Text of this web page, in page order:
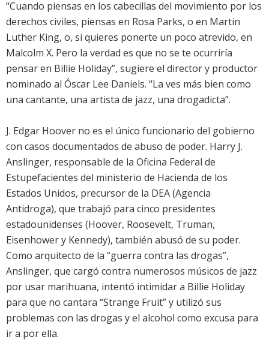
“Cuando piensas en los cabecillas del movimiento por los
derechos civiles, piensas en Rosa Parks, o en Martin
Luther King, o, si quieres ponerte un poco atrevido, en
Malcolm X. Pero la verdad es que no se te ocurriría
pensar en Billie Holiday”, sugiere el director y productor
nominado al Óscar Lee Daniels. “La ves más bien como
una cantante, una artista de jazz, una drogadicta”.
J. Edgar Hoover no es el único funcionario del gobierno
con casos documentados de abuso de poder. Harry J.
Anslinger, responsable de la Oficina Federal de
Estupefacientes del ministerio de Hacienda de los
Estados Unidos, precursor de la DEA (Agencia
Antidroga), que trabajó para cinco presidentes
estadounidenses (Hoover, Roosevelt, Truman,
Eisenhower y Kennedy), también abusó de su poder.
Como arquitecto de la “guerra contra las drogas”,
Anslinger, que cargó contra numerosos músicos de jazz
por usar marihuana, intentó intimidar a Billie Holiday
para que no cantara “Strange Fruit” y utilizó sus
problemas con las drogas y el alcohol como excusa para
ir a por ella.